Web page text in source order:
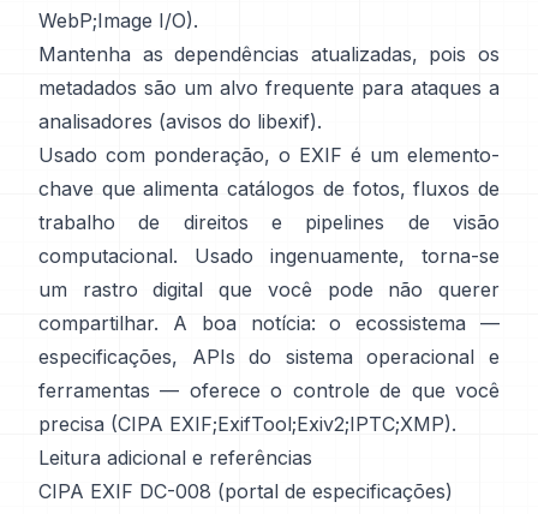
WebP;Image I/O).
Mantenha as dependências atualizadas, pois os
metadados são um alvo frequente para ataques a
analisadores (avisos do libexif).
Usado com ponderação, o EXIF é um elemento-
chave que alimenta catálogos de fotos, fluxos de
trabalho de direitos e pipelines de visão
computacional. Usado ingenuamente, torna-se
um rastro digital que você pode não querer
compartilhar. A boa notícia: o ecossistema —
especificações, APIs do sistema operacional e
ferramentas — oferece o controle de que você
precisa (CIPA EXIF;ExifTool;Exiv2;IPTC;XMP).
Leitura adicional e referências
CIPA EXIF DC-008 (portal de especificações)